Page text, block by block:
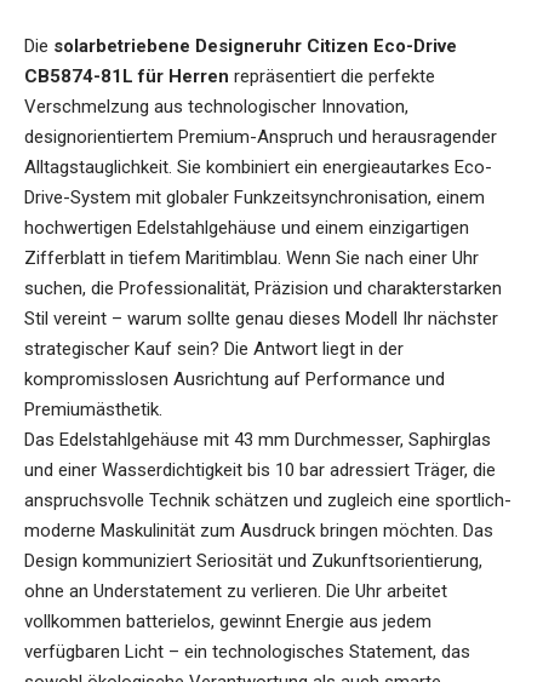
Die solarbetriebene Designeruhr Citizen Eco-Drive
CB5874-81L für Herren repräsentiert die perfekte
Verschmelzung aus technologischer Innovation,
designorientiertem Premium-Anspruch und herausragender
Alltagstauglichkeit. Sie kombiniert ein energieautarkes Eco-
Drive-System mit globaler Funkzeitsynchronisation, einem
hochwertigen Edelstahlgehäuse und einem einzigartigen
Zifferblatt in tiefem Maritimblau. Wenn Sie nach einer Uhr
suchen, die Professionalität, Präzision und charakterstarken
Stil vereint – warum sollte genau dieses Modell Ihr nächster
strategischer Kauf sein? Die Antwort liegt in der
kompromisslosen Ausrichtung auf Performance und
Premiumästhetik.
Das Edelstahlgehäuse mit 43 mm Durchmesser, Saphirglas
und einer Wasserdichtigkeit bis 10 bar adressiert Träger, die
anspruchsvolle Technik schätzen und zugleich eine sportlich-
moderne Maskulinität zum Ausdruck bringen möchten. Das
Design kommuniziert Seriosität und Zukunftsorientierung,
ohne an Understatement zu verlieren. Die Uhr arbeitet
vollkommen batterielos, gewinnt Energie aus jedem
verfügbaren Licht – ein technologisches Statement, das